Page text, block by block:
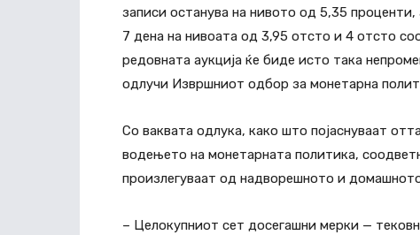
записи останува на нивото од 5,35
7 дена на нивоата од 3,95 отсто и 4 отсто
редовната аукција ќе биде исто така
одлучи Извршниот одбор за монетарна
Со ваквата одлука, како што појаснуваат
водењето на монетарната политика,
произлегуваат од надворешното и
– Целокупниот сет досегашни мерки —